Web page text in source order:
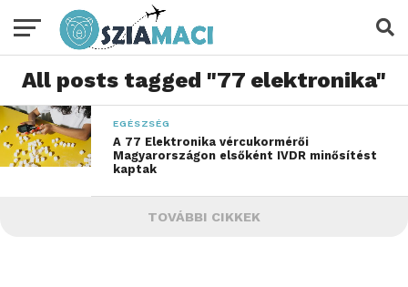
All posts tagged "77 elektronika"
EGÉSZSÉG
A 77 Elektronika vércukormérői
Magyarországon elsőként IVDR minősítést
kaptak
TOVÁBBI CIKKEK